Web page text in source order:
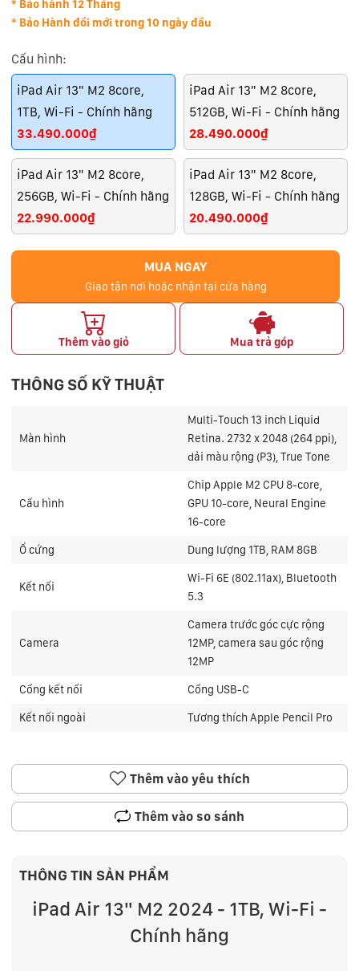
* Bảo hành 12 Tháng
* Bảo Hành đổi mới trong 10 ngày đầu
Cấu hình:
iPad Air 13" M2 8core,
1TB, Wi-Fi - Chính hãng
33.490.000₫
iPad Air 13" M2 8core,
512GB, Wi-Fi - Chính hãng
28.490.000₫
iPad Air 13" M2 8core,
256GB, Wi-Fi - Chính hãng
22.990.000₫
iPad Air 13" M2 8core,
128GB, Wi-Fi - Chính hãng
20.490.000₫
MUA NGAY
Giao tận nơi hoặc nhận tại cửa hàng
Thêm vào giỏ Mua trả góp
THÔNG SỐ KỸ THUẬT
Màn hình
Multi-Touch 13 inch Liquid
Retina. 2732 x 2048 (264 ppi),
dải màu rộng (P3), True Tone
Cấu hình
Chip Apple M2 CPU 8-core,
GPU 10-core, Neural Engine
16-core
Ổ cứng Dung lượng 1TB, RAM 8GB
Kết nối
Wi-Fi 6E (802.11ax), Bluetooth
5.3
Camera
Camera trước góc cực rộng
12MP, camera sau góc rộng
12MP
Cổng kết nối Cổng USB-C
Kết nối ngoài Tương thích Apple Pencil Pro
Thêm vào yêu thích
Thêm vào so sánh
THÔNG TIN SẢN PHẨM
iPad Air 13" M2 2024 - 1TB, Wi-Fi -
Chính hãng